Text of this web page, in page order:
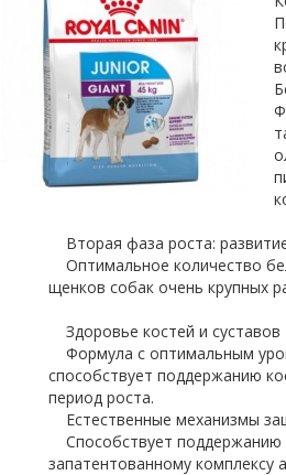
Вторая фаза роста:
Оптимальное количество
щенков собак очень крупных
Здоровье костей и суставов
Формула с оптимальным
способствует поддержанию
период роста.
Естественные механизмы
Способствует поддержанию
запатентованному комплексу